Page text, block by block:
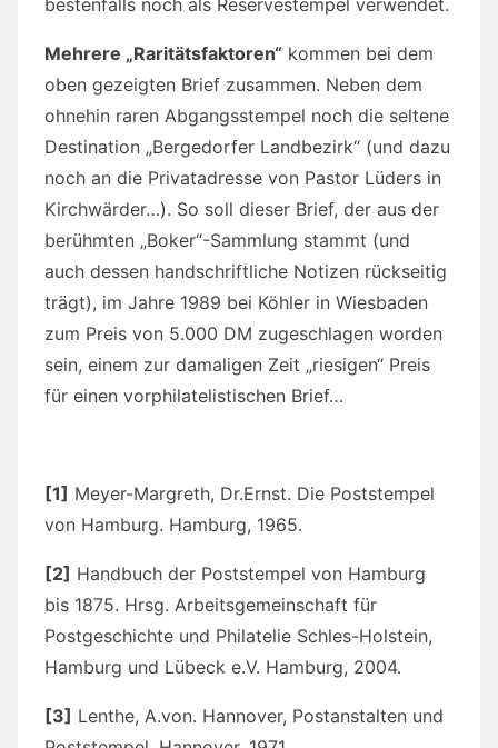
bestenfalls noch als Reservestempel verwendet.
Mehrere „Raritätsfaktoren“ kommen bei dem
oben gezeigten Brief zusammen. Neben dem
ohnehin raren Abgangsstempel noch die seltene
Destination „Bergedorfer Landbezirk“ (und dazu
noch an die Privatadresse von Pastor Lüders in
Kirchwärder…). So soll dieser Brief, der aus der
berühmten „Boker“-Sammlung stammt (und
auch dessen handschriftliche Notizen rückseitig
trägt), im Jahre 1989 bei Köhler in Wiesbaden
zum Preis von 5.000 DM zugeschlagen worden
sein, einem zur damaligen Zeit „riesigen“ Preis
für einen vorphilatelistischen Brief…
[1] Meyer-Margreth, Dr.Ernst. Die Poststempel
von Hamburg. Hamburg, 1965.
[2] Handbuch der Poststempel von Hamburg
bis 1875. Hrsg. Arbeitsgemeinschaft für
Postgeschichte und Philatelie Schles-Holstein,
Hamburg und Lübeck e.V. Hamburg, 2004.
[3] Lenthe, A.von. Hannover, Postanstalten und